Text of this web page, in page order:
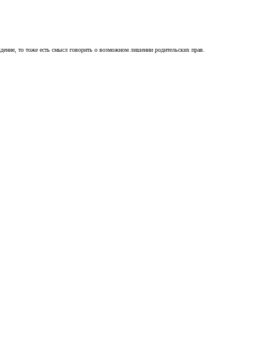
то тоже есть смысл говорить о возможном лишении родительских прав.